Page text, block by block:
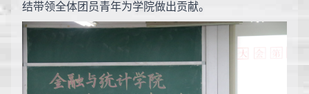
结带领全体团员青年为学院做出贡献。